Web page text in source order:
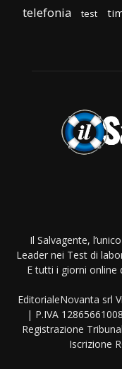
telefonia test
Il Salvagente,
Leader nei Test di
E tutti i giorni online
EditorialeNovanta srl
| P.IVA
Registrazione
Iscrizione